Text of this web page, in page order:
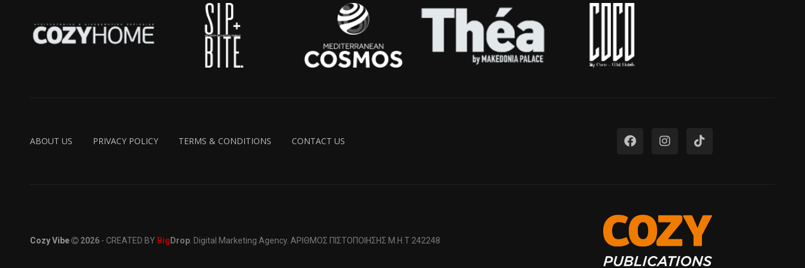
ABOUT US PRIVACY POLICY TERMS & CONDITIONS CONTACT US
Cozy Vibe 2026 - CREATED BY Big Drop . Digital Marketing Agency. ΑΡΙΘΜΟΣ ΠΙΣΤΟΠΟΙΗΣΗΣ Μ.Η.Τ 242248